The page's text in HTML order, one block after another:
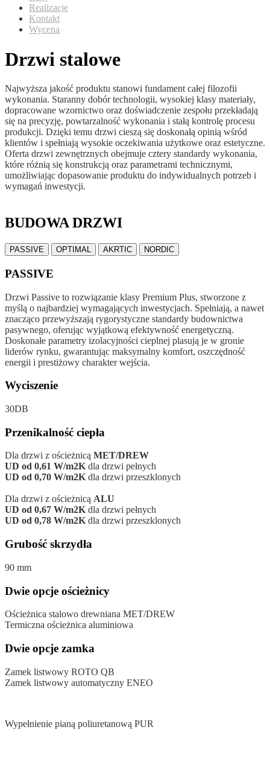
Realizacje
Kontakt
Wycena
Drzwi stalowe
Najwyższa jakość produktu stanowi fundament całej filozofii
wykonania. Staranny dobór technologii, wysokiej klasy materiały,
dopracowane wzornictwo oraz doświadczenie zespołu przekładają
się na precyzję, powtarzalność wykonania i stałą kontrolę procesu
produkcji. Dzięki temu drzwi cieszą się doskonałą opinią wśród
klientów i spełniają wysokie oczekiwania użytkowe oraz estetyczne.
Oferta drzwi zewnętrznych obejmuje cztery standardy wykonania,
które różnią się konstrukcją oraz parametrami technicznymi,
umożliwiając dopasowanie produktu do indywidualnych potrzeb i
wymagań inwestycji.
BUDOWA DRZWI
PASSIVE OPTIMAL AKRTIC NORDIC
PASSIVE
Drzwi Passive to rozwiązanie klasy Premium Plus, stworzone z
myślą o najbardziej wymagających inwestycjach. Spełniają, a nawet
znacząco przewyższają rygorystyczne standardy budownictwa
pasywnego, oferując wyjątkową efektywność energetyczną.
Doskonałe parametry izolacyjności cieplnej plasują je w gronie
liderów rynku, gwarantując maksymalny komfort, oszczędność
energii i prestiżowy charakter wejścia.
Wyciszenie
30DB
Przenikalność ciepła
Dla drzwi z ościeżnicą MET/DREW
UD od 0,61 W/m2Kdla drzwi pełnych
UD od 0,70 W/m2Kdla drzwi przeszklonych
Dla drzwi z ościeżnicą ALU
UD od 0,67 W/m2Kdla drzwi pełnych
UD od 0,78 W/m2Kdla drzwi przeszklonych
Grubość skrzydła
90 mm
Dwie opcje ościeżnicy
Ościeżnica stalowo drewniana MET/DREW
Termiczna ościeżnica aluminiowa
Dwie opcje zamka
Zamek listwowy ROTO QB
Zamek listwowy automatyczny ENEO
Wypełnienie pianą poliuretanową PUR